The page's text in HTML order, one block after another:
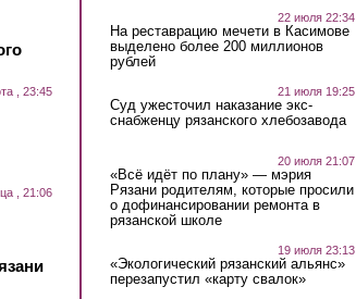
, 23:45
, 21:06
22 июля 22:34
На реставрацию мечети в Касимове
выделено более 200 миллионов
рублей
21 июля 19:25
Суд ужесточил наказание экс-
снабженцу рязанского хлебозавода
20 июля 21:07
«Всё идёт по плану» — мэрия
Рязани родителям, которые просили
о дофинансировании ремонта в
рязанской школе
19 июля 23:13
«Экологический рязанский альянс»
перезапустил «карту свалок»